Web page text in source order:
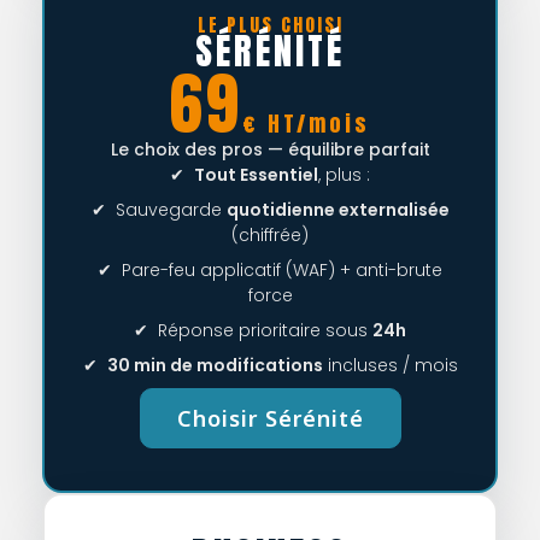
LE PLUS CHOISI
SÉRÉNITÉ
69€ HT/mois
Le choix des pros — équilibre parfait
✔ Tout Essentiel, plus :
✔ Sauvegarde quotidienne externalisée
(chiffrée)
✔ Pare-feu applicatif (WAF) + anti-brute
force
✔ Réponse prioritaire sous 24h
✔ 30 min de modifications incluses / mois
Choisir Sérénité